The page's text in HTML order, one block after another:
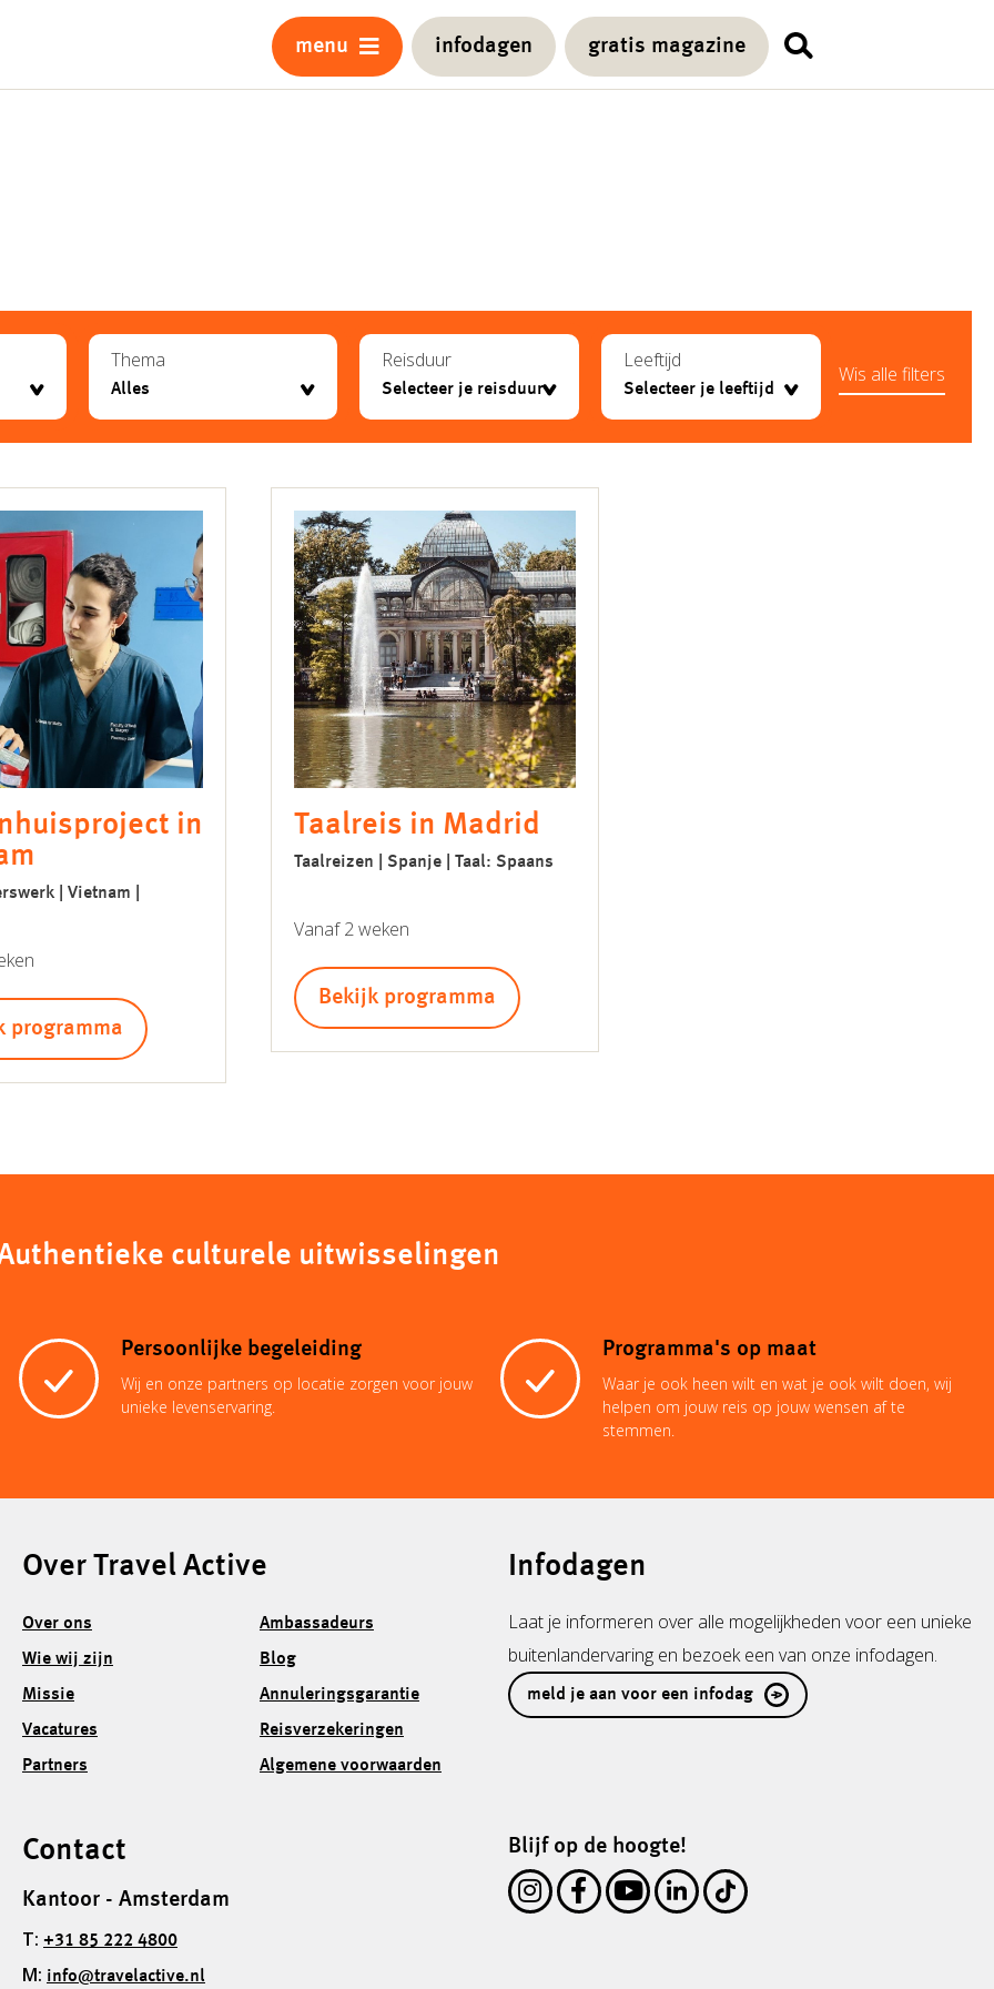
menu infodagen gratis magazine
Thema Reisduur Leeftijd
Wis alle filters
in
| Vietnam |
programma
Taalreis in Madrid
Taalreizen | Spanje | Taal: Spaans
Vanaf 2 weken
Bekijk programma
culturele uitwisselingen
Persoonlijke begeleiding
Wij en onze partners op locatie zorgen voor jouw
unieke levenservaring.
Programma's op maat
Waar je ook heen wilt en wat je ook wilt doen, wij
helpen om jouw reis op jouw wensen af te
stemmen.
Over Travel Active
Over ons
Wie wij zijn
Missie
Vacatures
Partners
Ambassadeurs
Blog
Annuleringsgarantie
Reisverzekeringen
Algemene voorwaarden
Infodagen
Laat je informeren over alle mogelijkheden voor een unieke
buitenlandervaring en bezoek een van onze infodagen.
meld je aan voor een infodag
Contact
Kantoor - Amsterdam
T: +31 85 222 4800
M: info@travelactive.nl
Blijf op de hoogte!